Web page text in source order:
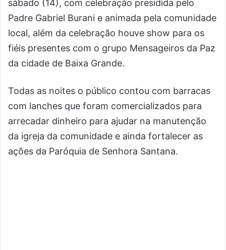
sábado (14), com celebração presidida pelo
Padre Gabriel Burani e animada pela comunidade
local, além da celebração houve show para os
fiéis presentes com o grupo Mensageiros da Paz
da cidade de Baixa Grande.
Todas as noites o público contou com barracas
com lanches que foram comercializados para
arrecadar dinheiro para ajudar na manutenção
da igreja da comunidade e ainda fortalecer as
ações da Paróquia de Senhora Santana.